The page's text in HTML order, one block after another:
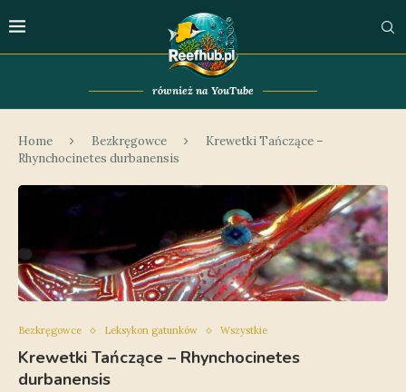
również na YouTube
Home Bezkręgowce
Krewetki Tańczące –
Rhynchocinetes durbanensis
Bezkręgowce Leksykon gatunków Wszystkie
Krewetki Tańczące – Rhynchocinetes
durbanensis